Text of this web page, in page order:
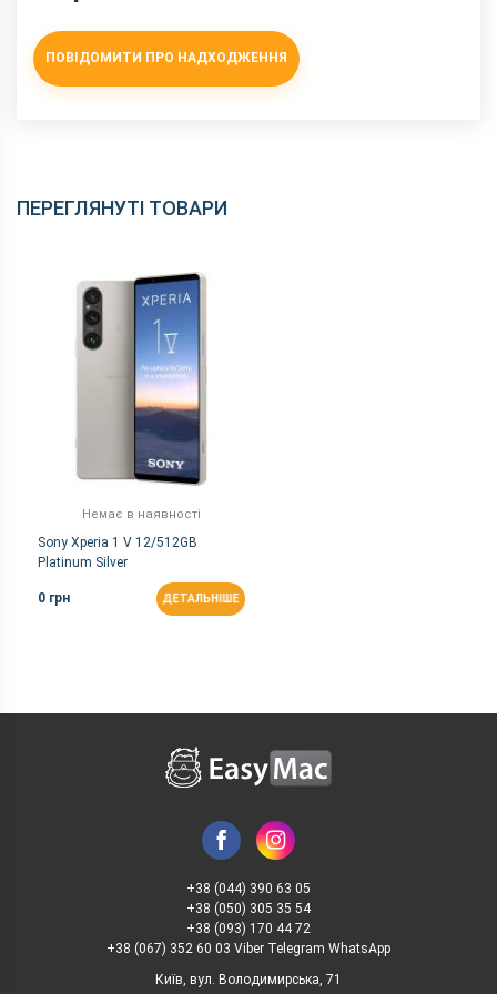
ПОВІДОМИТИ ПРО НАДХОДЖЕННЯ
ПЕРЕГЛЯНУТІ ТОВАРИ
Немає в наявності
Sony Xperia 1 V 12/512GB
Platinum Silver
0 грн ДЕТАЛЬНІШЕ
+38 (044) 390 63 05
+38 (050) 305 35 54
+38 (093) 170 44 72
+38 (067) 352 60 03 Viber Telegram WhatsApp
Київ, вул. Володимирська, 71